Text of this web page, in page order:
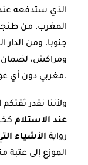
الذي ستدفعه
المغرب، من
جنوبا، ومن
ومراكش، لضمان
مغربي دون أي عوائق مادية أو تأخير في التوصيل.
ولأننا نقدر
عند الاستلام
رواية الأشياء
الموزع إلى عتبة